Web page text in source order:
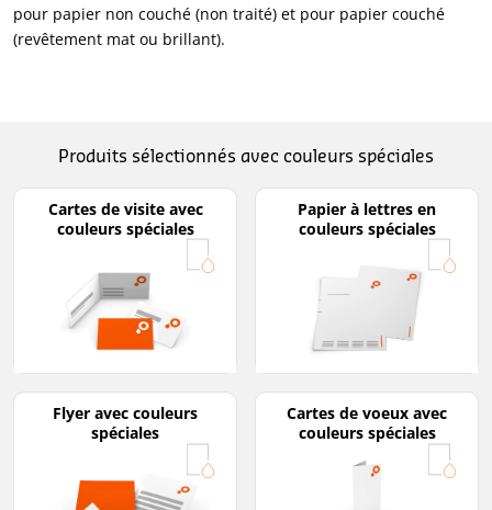
pour papier non couché (non traité) et pour papier couché
(revêtement mat ou brillant).
Produits sélectionnés avec couleurs spéciales
Cartes de visite avec
couleurs spéciales
Papier à lettres en
couleurs spéciales
Flyer avec couleurs
spéciales
Cartes de voeux avec
couleurs spéciales